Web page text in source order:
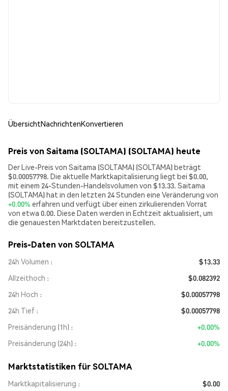
ÜbersichtNachrichtenKonvertieren
Preis von Saitama (SOLTAMA) (SOLTAMA) heute
Der Live-Preis von Saitama (SOLTAMA) (SOLTAMA) beträgt
$0.00057798. Die aktuelle Marktkapitalisierung liegt bei $0.00,
mit einem 24-Stunden-Handelsvolumen von $13.33. Saitama
(SOLTAMA) hat in den letzten 24 Stunden eine Veränderung von
+0.00% erfahren und verfügt über einen zirkulierenden Vorrat
von etwa 0.00. Diese Daten werden in Echtzeit aktualisiert, um
die genauesten Marktdaten bereitzustellen.
Preis-Daten von SOLTAMA
24h Volumen
$13.33
Allzeithoch
$0.082392
24h Hoch
$0.00057798
24h Tief
$0.00057798
Preisänderung (1h)
+0.00%
Preisänderung (24h)
+0.00%
Marktstatistiken für SOLTAMA
Marktkapitalisierung
$0.00